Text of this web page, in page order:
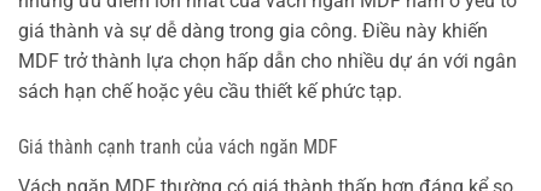
giá thành và sự dễ dàng trong gia công. Điều này khiến
MDF trở thành lựa chọn hấp dẫn cho nhiều dự án với ngân
sách hạn chế hoặc yêu cầu thiết kế phức tạp.
Giá thành cạnh tranh của vách ngăn MDF